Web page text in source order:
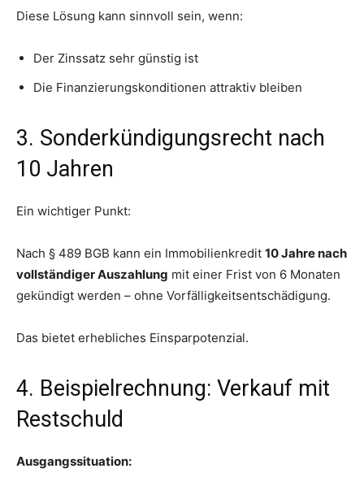
Diese Lösung kann sinnvoll sein, wenn:
Der Zinssatz sehr günstig ist
Die Finanzierungskonditionen attraktiv bleiben
3. Sonderkündigungsrecht nach
10 Jahren
Ein wichtiger Punkt:
Nach § 489 BGB kann ein Immobilienkredit 10 Jahre nach
vollständiger Auszahlung mit einer Frist von 6 Monaten
gekündigt werden – ohne Vorfälligkeitsentschädigung.
Das bietet erhebliches Einsparpotenzial.
4. Beispielrechnung: Verkauf mit
Restschuld
Ausgangssituation: